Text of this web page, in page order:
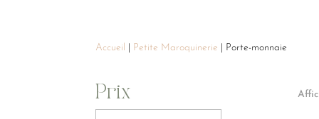
Accueil Petite Maroquinerie | Porte-monnaie
Prix